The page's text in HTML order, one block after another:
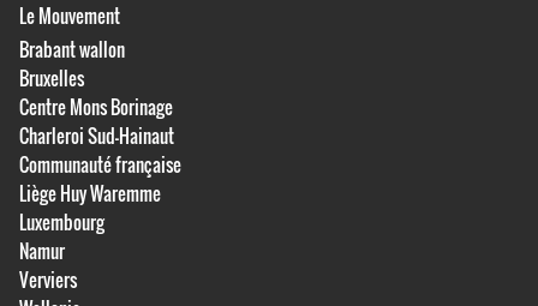
Le Mouvement
Brabant wallon
Bruxelles
Centre Mons Borinage
Charleroi Sud-Hainaut
Communauté française
Liège Huy Waremme
Luxembourg
Namur
Verviers